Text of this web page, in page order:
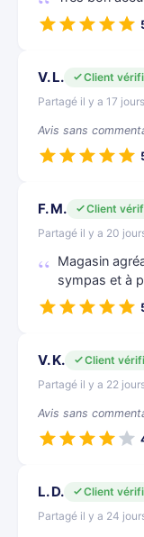
V. L.
Client
Partagé il y a 17
Avis sans
F. M.
Client
Partagé il y a 20
Magasin
sympas et à
V. K.
Client
Partagé il y a 22
Avis sans
L. D.
Client
Partagé il y a 24